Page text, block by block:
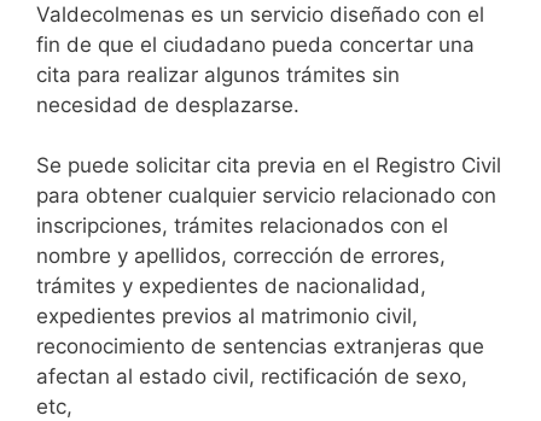
Valdecolmenas es un servicio diseñado con el
fin de que el ciudadano pueda concertar una
cita para realizar algunos trámites sin
necesidad de desplazarse.​
Se puede solicitar cita previa en el Registro Civil
para obtener cualquier servicio relacionado con
inscripciones, trámites relacionados con el
nombre y apellidos, corrección de errores,
trámites y expedientes de nacionalidad,
expedientes previos al matrimonio civil,
reconocimiento de sentencias extranjeras que
afectan al estado civil, rectificación de sexo,
etc,